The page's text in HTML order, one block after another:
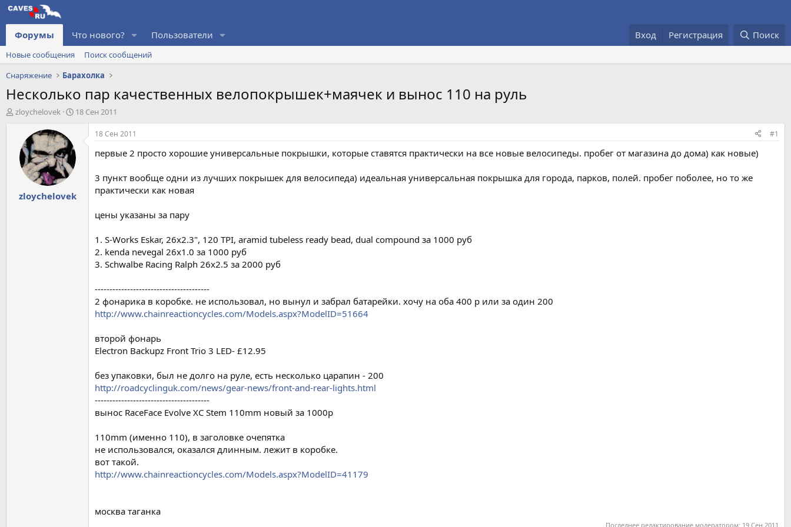
Форумы Что нового? Пользователи Вход Регистрация Поиск
Новые сообщения
Поиск сообщений
Снаряжение
Барахолка
Несколько пар качественных велопокрышек+маячек и вынос 110 на руль
А
ы
zloychelovek
Д
н
а
л
18 Сен 2011
zloychelovek
18 Сен 2011 #1
первые 2 просто хорошие универсальные покрышки, которые ставятся практически на все новые велосипеды. пробег от магазина до дома) как новые)
3 пункт вообще одни из лучших покрышек для велосипеда) идеальная универсальная покрышка для города, парков, полей. пробег поболее, но то же
практически как новая
цены указаны за пару
1. S-Works Eskar, 26x2.3", 120 TPI, aramid tubeless ready bead, dual compound за 1000 руб
2. kenda nevegal 26x1.0 за 1000 руб
3. Schwalbe Racing Ralph 26x2.5 за 2000 руб
---------------------------------------
2 фонарика в коробке. не использовал, но вынул и забрал батарейки. хочу на оба 400 р или за один 200
http://www.chainreactioncycles.com/Models.aspx?ModelID=51664
второй фонарь
Electron Backupz Front Trio 3 LED- £12.95
без упаковки, был не долго на руле, есть несколько царапин - 200
http://roadcyclinguk.com/news/gear-news/front-and-rear-lights.html
---------------------------------------
вынос RaceFace Evolve XC Stem 110mm новый за 1000р
110mm (именно 110), в заголовке очепятка
не использовался, оказался длинным. лежит в коробке.
вот такой.
http://www.chainreactioncycles.com/Models.aspx?ModelID=41179
москва таганка
Последнее редактирование модератором: 19 Сен 2011